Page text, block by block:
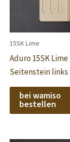
15SK Lime
Aduro 15SK Lime
Seitenstein links
bei wamiso
bestellen